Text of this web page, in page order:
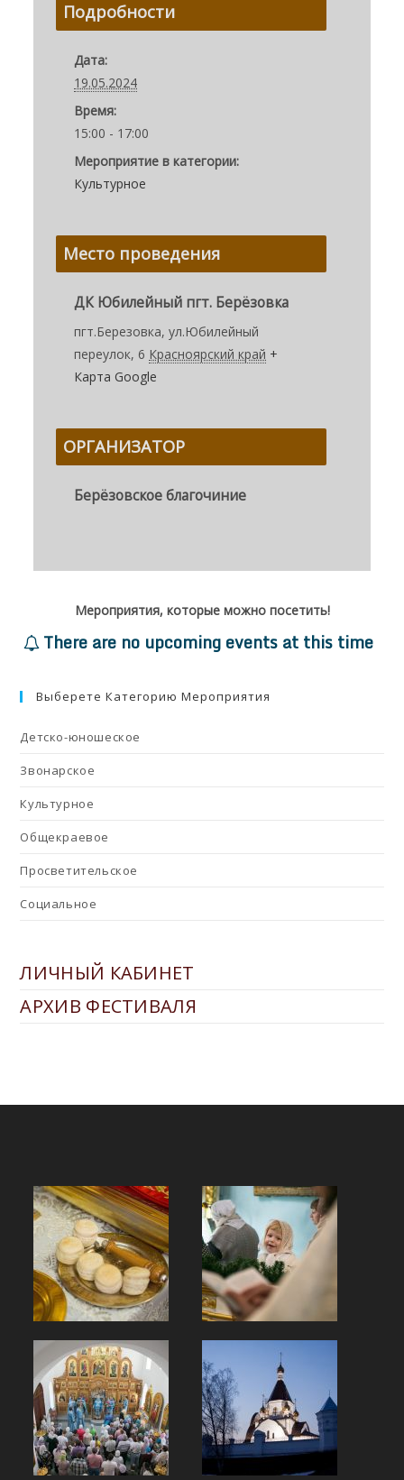
Подробности
Дата:
19.05.2024
Время:
15:00 - 17:00
Мероприятие в категории:
Культурное
Место проведения
ДК Юбилейный пгт. Берёзовка
пгт.Березовка, ул.Юбилейный
переулок, 6 Красноярский край +
Карта Google
ОРГАНИЗАТОР
Берёзовское благочиние
Мероприятия, которые можно посетить!
There are no upcoming events at this time
Выберете Категорию Мероприятия
Детско-юношеское
Звонарское
Культурное
Общекраевое
Просветительское
Социальное
ЛИЧНЫЙ КАБИНЕТ
АРХИВ ФЕСТИВАЛЯ